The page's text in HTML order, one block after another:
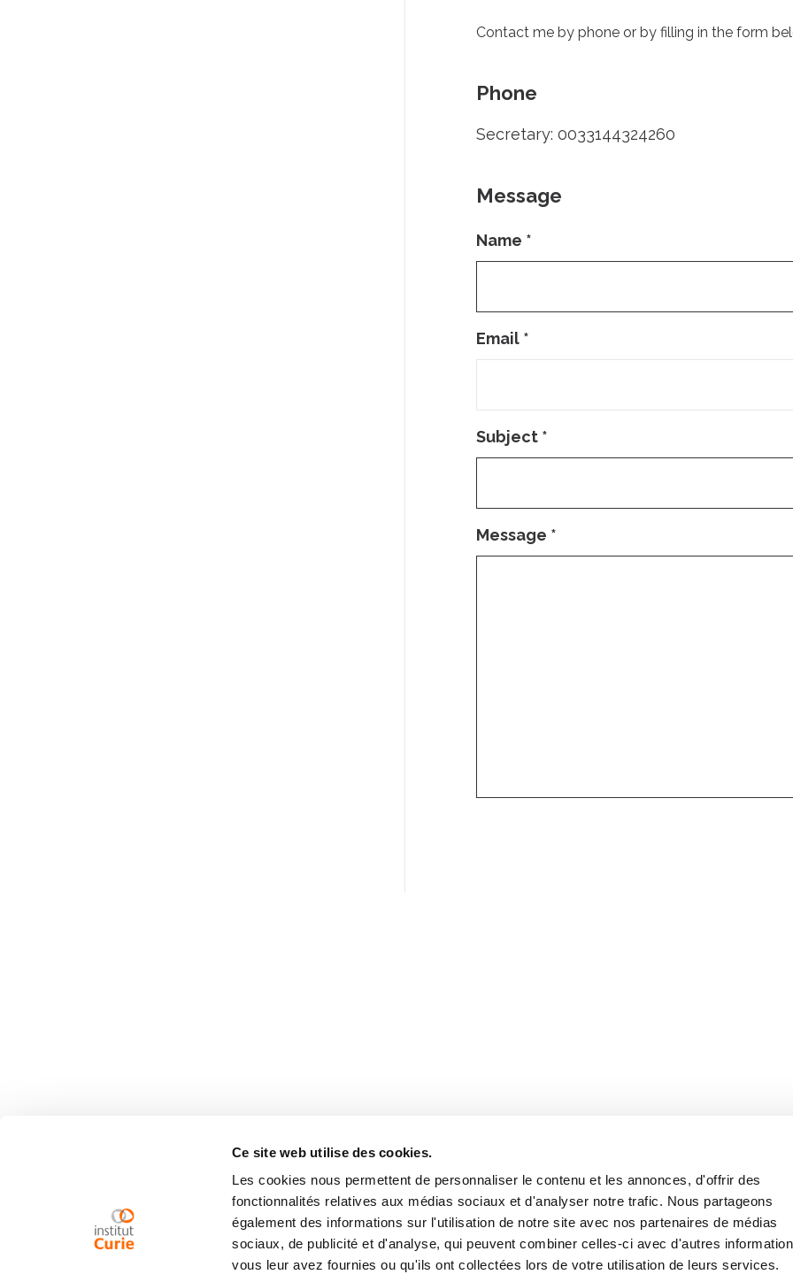
Ce site web utilise des cookies.
Les cookies nous permettent de personnaliser le contenu et les annonces, d'offrir des
fonctionnalités relatives aux médias sociaux et d'analyser notre trafic. Nous partageons
également des informations sur l'utilisation de notre site avec nos partenaires de médias
sociaux, de publicité et d'analyse, qui peuvent combiner celles-ci avec d'autres
vous leur avez fournies ou qu'ils ont collectées lors de votre utilisation de leurs services.
Contact me by phone or by filling in the form
Phone
Secretary: 0033144324260
Message
Name *
Email *
Subject *
Message *